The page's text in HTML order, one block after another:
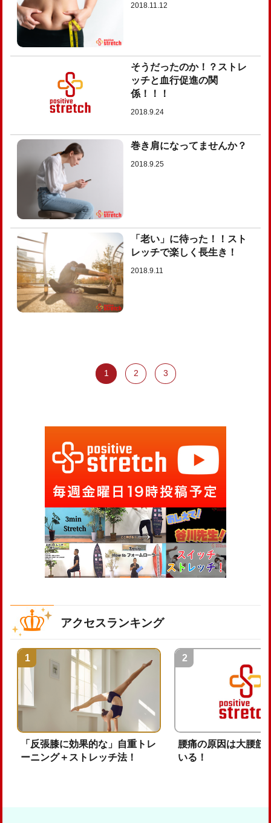
2018.11.12
そうだったのか！？ストレ
ッチと血行促進の関
係！！！
2018.9.24
巻き肩になってませんか？
2018.9.25
「老い」に待った！！スト
レッチで楽しく長生き！
2018.9.11
1 2 3
アクセスランキング
「反張膝に効果的な」自重トレ
ーニング＋ストレッチ法！
腰痛の原因は大腰筋
いる！